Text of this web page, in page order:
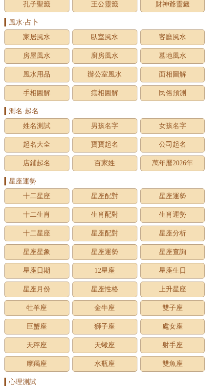
孔子聖籤 王公靈籤 財神爺靈籤
風水·占卜
家居風水
臥室風水 客廳風水
房屋風水 廚房風水 墓地風水
風水用品 辦公室風水 面相圖解
手相圖解 痣相圖解 民俗預測
測名·起名
姓名測試
男孩名字 女孩名字
起名大全 寶寶起名 公司起名
店鋪起名 百家姓 萬年曆2026年
星座運勢
十二星座
星座配對 星座運勢
十二生肖 生肖配對 生肖運勢
十二星座 星座配對 星座分析
星座星象 星座運勢 星座查詢
星座日期 12星座 星座生日
星座月份 星座性格 上升星座
牡羊座 金牛座 雙子座
巨蟹座 獅子座 處女座
天秤座 天蠍座 射手座
摩羯座 水瓶座 雙魚座
心理測試